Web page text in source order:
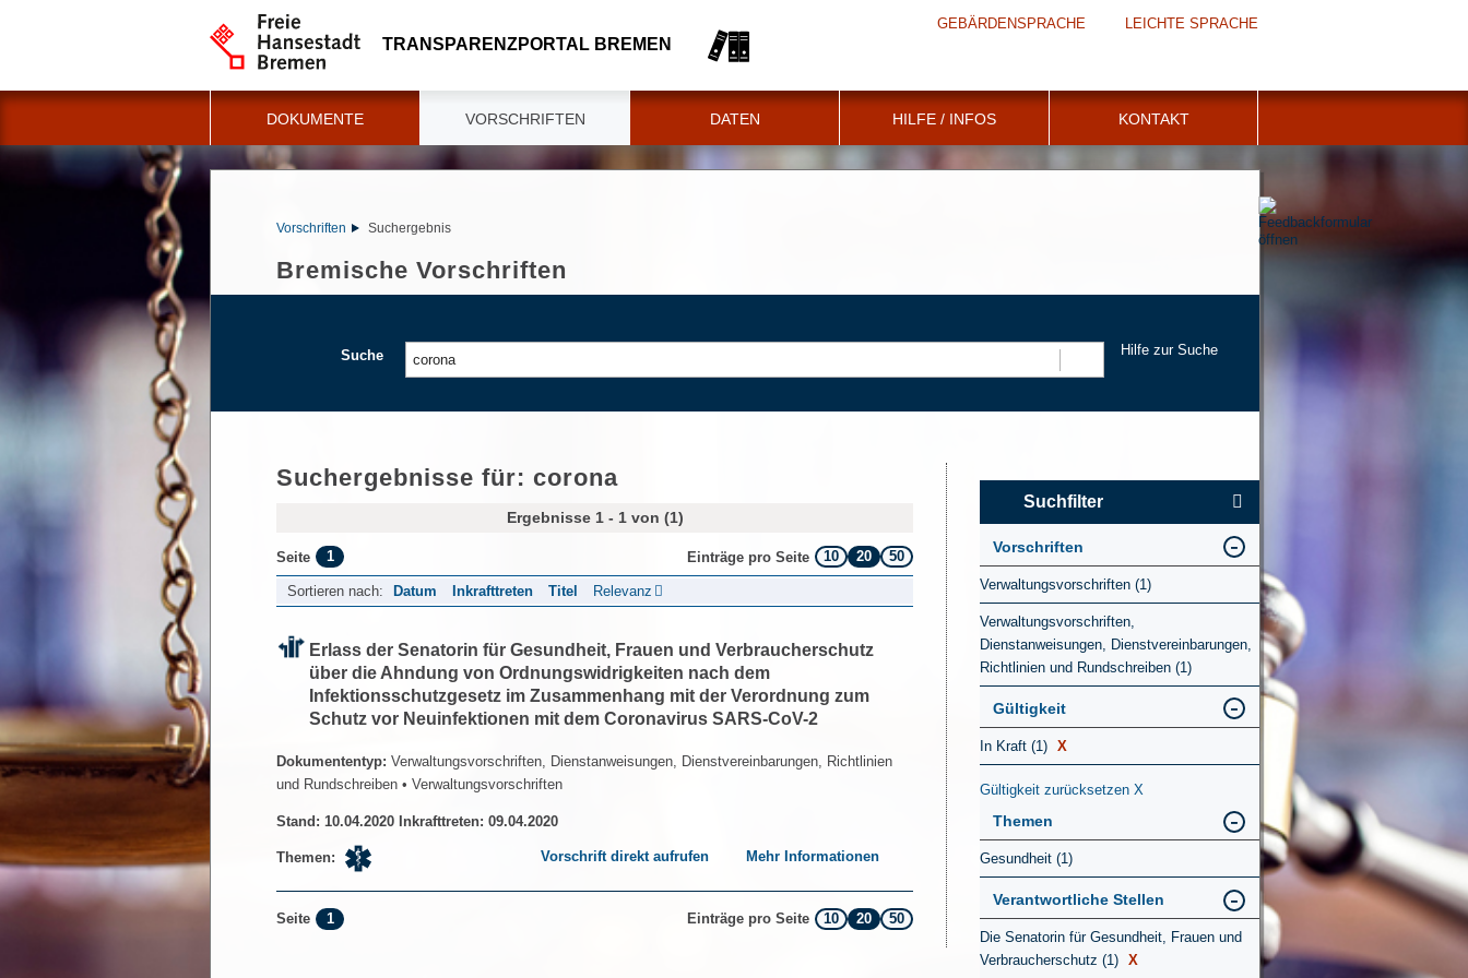
TRANSPARENZPORTAL BREMEN
GEBÄRDENSPRACHE LEICHTE SPRACHE
DOKUMENTE VORSCHRIFTEN DATEN HILFE / INFOS KONTAKT
Vorschriften Suchergebnis
Bremische Vorschriften
Suche
Hilfe zur Suche
Suchergebnisse für: corona
Ergebnisse 1 - 1 von (1)
Seite 1 Einträge pro Seite 10 20 50
Sortieren nach: Datum Inkrafttreten Titel Relevanz
Erlass der Senatorin für Gesundheit, Frauen und Verbraucherschutz
über die Ahndung von Ordnungswidrigkeiten nach dem
Infektionsschutzgesetz im Zusammenhang mit der Verordnung zum
Schutz vor Neuinfektionen mit dem Coronavirus SARS-CoV-2
Dokumententyp: Verwaltungsvorschriften, Dienstanweisungen, Dienstvereinbarungen, Richtlinien
und Rundschreiben • Verwaltungsvorschriften
Stand: 10.04.2020 Inkrafttreten: 09.04.2020
Themen: Vorschrift direkt aufrufen Mehr Informationen
Seite 1 Einträge pro Seite 10 20 50
Suchfilter
Vorschriften
Verwaltungsvorschriften (1)
Verwaltungsvorschriften,
Dienstanweisungen, Dienstvereinbarungen,
Richtlinien und Rundschreiben (1)
Gültigkeit
In Kraft (1) X
Gültigkeit zurücksetzen X
Themen
Gesundheit (1)
Verantwortliche Stellen
Die Senatorin für Gesundheit, Frauen und
Verbraucherschutz (1) X